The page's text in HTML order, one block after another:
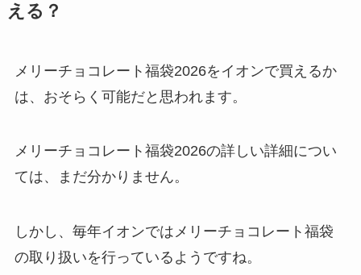
える？
メリーチョコレート福袋2026をイオンで買えるか
は、おそらく可能だと思われます。
メリーチョコレート福袋2026の詳しい詳細につい
ては、まだ分かりません。
しかし、毎年イオンではメリーチョコレート福袋
の取り扱いを行っているようですね。